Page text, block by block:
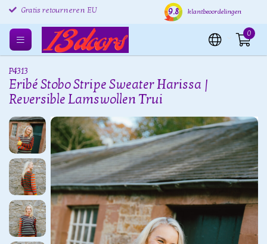
Gratis retourneren EU Verzending binnen 24 uur
9.8 klantbeoordelingen
0
P4313
Eribé Stobo Stripe Sweater Harissa |
Reversible Lamswollen Trui